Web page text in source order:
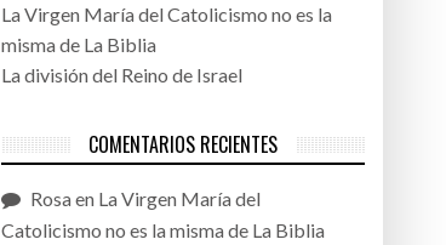
La Virgen María del Catolicismo no es la
misma de La Biblia
La división del Reino de Israel
COMENTARIOS RECIENTES
Rosaen La Virgen María del
Catolicismo no es la misma de La Biblia